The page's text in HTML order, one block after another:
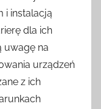
i instalacją
dla ich
uwagę na
urządzeń
z ich